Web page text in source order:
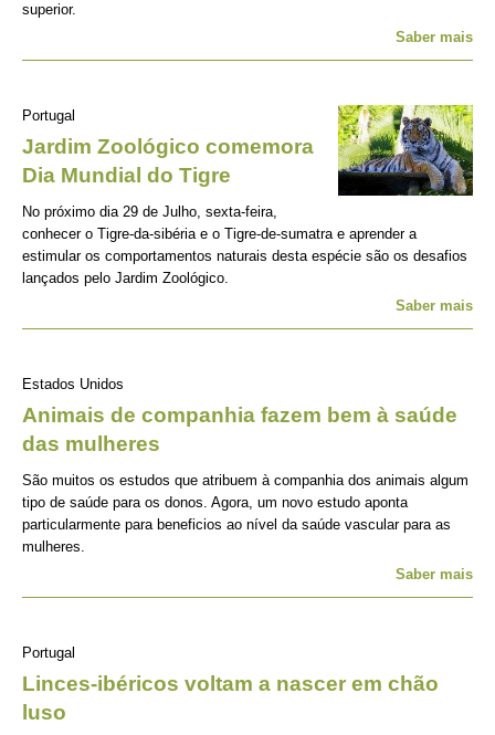
superior.
Saber mais
Portugal
Jardim Zoológico comemora
Dia Mundial do Tigre
No próximo dia 29 de Julho, sexta-feira,
conhecer o Tigre-da-sibéria e o Tigre-de-sumatra e aprender a
estimular os comportamentos naturais desta espécie são os desafios
lançados pelo Jardim Zoológico.
Saber mais
Estados Unidos
Animais de companhia fazem bem à saúde
das mulheres
São muitos os estudos que atribuem à companhia dos animais algum
tipo de saúde para os donos. Agora, um novo estudo aponta
particularmente para beneficios ao nível da saúde vascular para as
mulheres.
Saber mais
Portugal
Linces-ibéricos voltam a nascer em chão
luso